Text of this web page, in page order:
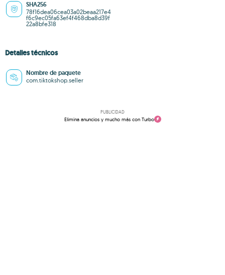
SHA256
78f16dea06cea03a02beaa217e4
f6c9ec05fa63ef4f468dba8d39f
22a8bfe318
Detalles técnicos
Nombre de paquete
com.tiktokshop.seller
PUBLICIDAD
Elimina anuncios y mucho más con Turbo